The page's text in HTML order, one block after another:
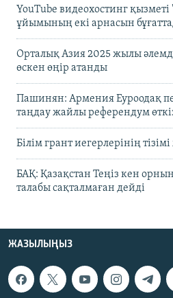
YouTube видеохостинг
ұйымының екі арнасын
Орталық Азия 2025 жылы
өскен өңір атанды
Пашинян: Армения Еуроодақ
таңдау жайлы референдум
Білім грант иегерлерінің
БАҚ: Қазақстан Теңіз кен
талабы сақталмаған дейді
ЖАЗЫЛЫҢЫЗ